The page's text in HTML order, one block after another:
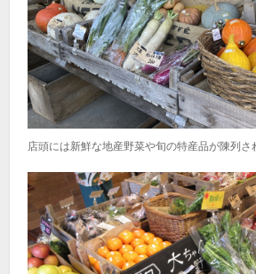
店頭には新鮮な地産野菜や旬の特産品が陳列さ